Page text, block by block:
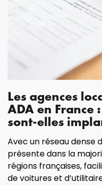
Les agences
ADA en France
sont-elles
Avec un réseau dense
présente dans la
régions françaises,
de voitures et